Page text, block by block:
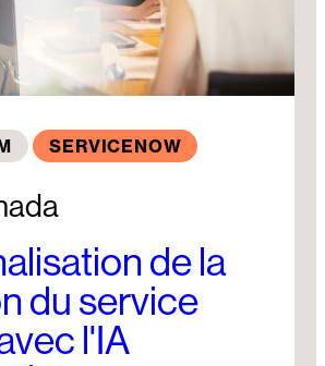
SERVICENOW
de la
du service
l'IA